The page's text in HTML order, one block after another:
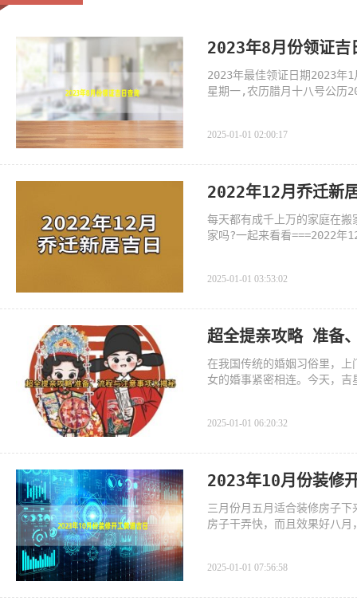
2023年8月份领证吉
2023年最佳领证日期2023年
星期一,农历腊月十八号公历
2025-01-01 02:00:17
2022年12月乔迁新
每天都有成千上万的家庭在
家吗?一起来看看===2022年
2025-01-01 03:53:02
超全提亲攻略 准备
在我国传统的婚姻习俗里，
女的婚事紧密相连。今天，
2025-01-01 06:20:32
2023年10月份装修
三月份月五月适合装修房子
房子干弄快，而且效果好八
2025-01-01 07:56:58